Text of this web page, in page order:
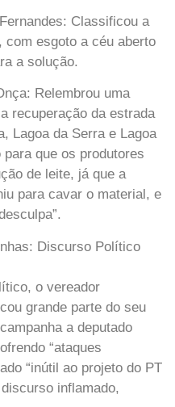
Classificou a
com esgoto a céu aberto
a solução.
Relembrou uma
recuperação da estrada
Lagoa da Serra e Lagoa
que os produtores
de leite, já que a
para cavar o material, e
Discurso Político
o vereador
grande parte do seu
a deputado
“ataques
“inútil ao projeto do PT
inflamado,